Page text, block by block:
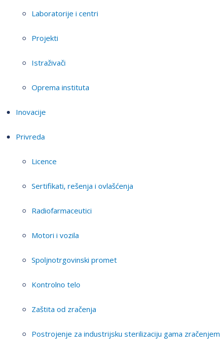
Laboratorije i centri
Projekti
Istraživači
Oprema instituta
Inovacije
Privreda
Licence
Sertifikati, rešenja i ovlašćenja
Radiofarmaceutici
Motori i vozila
Spoljnotrgovinski promet
Kontrolno telo
Zaštita od zračenja
Postrojenje za industrijsku sterilizaciju gama zračenjem